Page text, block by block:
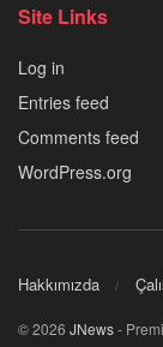
Site Links
Log in
Entries feed
Comments feed
WordPress.org
Hakkımızda
© 2026 JNews-